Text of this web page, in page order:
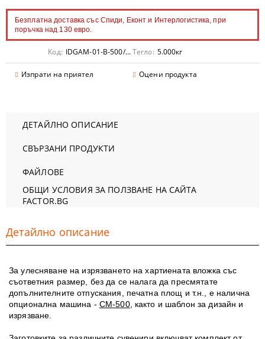
Безплатна доставка със Спиди, Еконт и Интерлогистика, при
поръчка над 130 евро.
Код: IDGAM-01-B-500/75Тегло: 5.000кг
Изпрати на приятел Оцени продукта
ДЕТАЙЛНО ОПИСАНИЕ
СВЪРЗАНИ ПРОДУКТИ
ФАЙЛОВЕ
ОБЩИ УСЛОВИЯ ЗА ПОЛЗВАНЕ НА САЙТА
FACTOR.BG
Детайлно описание
За улесняване на изрязването на хартиената вложка със
съответния размер, без да се налага да пресмятате
допълнителните отпускания, печатна площ и т.н., е налична
опционална машина - CM-500, както и шаблон за дизайн и
изрязване.